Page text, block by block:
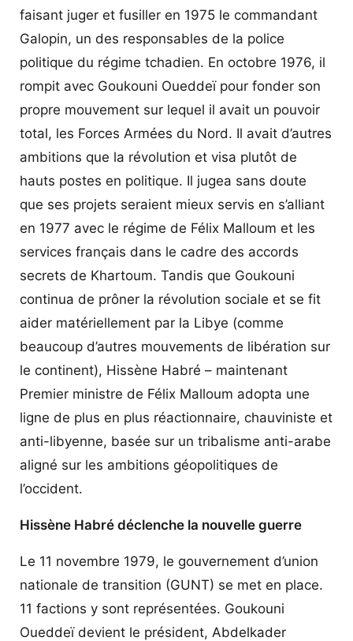
faisant juger et fusiller en 1975 le commandant
Galopin, un des responsables de la police
politique du régime tchadien. En octobre 1976, il
rompit avec Goukouni Oueddeï pour fonder son
propre mouvement sur lequel il avait un pouvoir
total, les Forces Armées du Nord. Il avait d’autres
ambitions que la révolution et visa plutôt de
hauts postes en politique. Il jugea sans doute
que ses projets seraient mieux servis en s’alliant
en 1977 avec le régime de Félix Malloum et les
services français dans le cadre des accords
secrets de Khartoum. Tandis que Goukouni
continua de prôner la révolution sociale et se fit
aider matériellement par la Libye (comme
beaucoup d’autres mouvements de libération sur
le continent), Hissène Habré – maintenant
Premier ministre de Félix Malloum adopta une
ligne de plus en plus réactionnaire, chauviniste et
anti-libyenne, basée sur un tribalisme anti-arabe
aligné sur les ambitions géopolitiques de
l’occident.
Hissène Habré déclenche la nouvelle guerre
Le 11 novembre 1979, le gouvernement d’union
nationale de transition (GUNT) se met en place.
11 factions y sont représentées. Goukouni
Oueddeï devient le président, Abdelkader